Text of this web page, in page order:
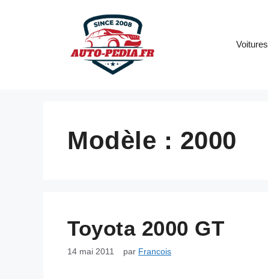
Voitures
Modèle : 2000
Toyota 2000 GT
14 mai 2011 par Francois